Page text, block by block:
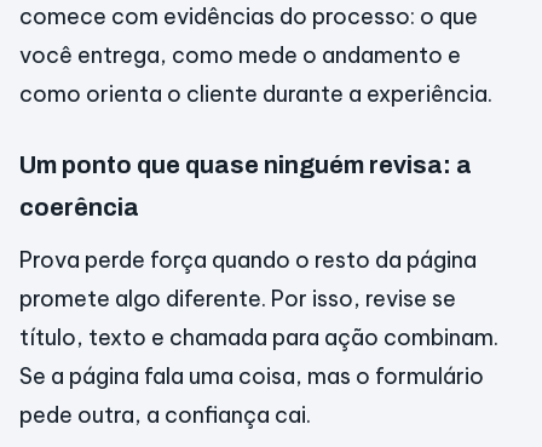
comece com evidências do processo: o que
você entrega, como mede o andamento e
como orienta o cliente durante a experiência.
Um ponto que quase ninguém revisa: a
coerência
Prova perde força quando o resto da página
promete algo diferente. Por isso, revise se
título, texto e chamada para ação combinam.
Se a página fala uma coisa, mas o formulário
pede outra, a confiança cai.